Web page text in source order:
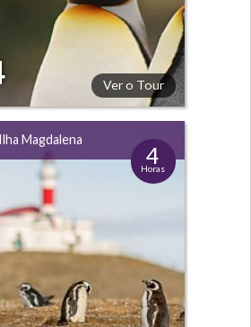
Ver o Tour
Magdalena
4
Horas